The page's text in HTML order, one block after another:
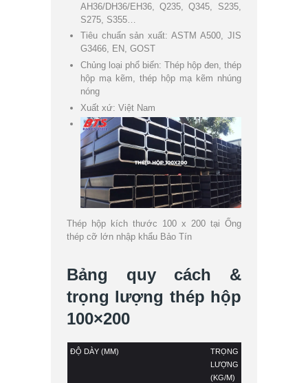
AH36/DH36/EH36, Q235, Q345, S235,
S275, S355…
Tiêu chuẩn sản xuất: ASTM A500, JIS
G3466, EN, GOST
Chủng loại phổ biến: Thép hộp đen, thép
hộp mạ kẽm, thép hộp mạ kẽm nhúng
nóng
Xuất xứ: Việt Nam
Thép hộp kích thước 100 x 200 tại Ống
thép cỡ lớn nhập khẩu Bảo Tín
Bảng quy cách &
trọng lượng thép hộp
100×200
ĐỘ DÀY (MM)
TRỌNG
LƯỢNG
(KG/M)